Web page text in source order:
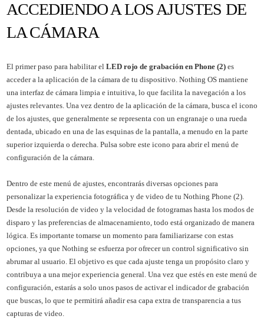
ACCEDIENDO A LOS AJUSTES DE
LA CÁMARA
El primer paso para habilitar el LED rojo de grabación en Phone (2)es
acceder a la aplicación de la cámara de tu dispositivo. Nothing OS mantiene
una interfaz de cámara limpia e intuitiva, lo que facilita la navegación a los
ajustes relevantes. Una vez dentro de la aplicación de la cámara, busca el icono
de los ajustes, que generalmente se representa con un engranaje o una rueda
dentada, ubicado en una de las esquinas de la pantalla, a menudo en la parte
superior izquierda o derecha. Pulsa sobre este icono para abrir el menú de
configuración de la cámara.
Dentro de este menú de ajustes, encontrarás diversas opciones para
personalizar la experiencia fotográfica y de video de tu Nothing Phone (2).
Desde la resolución de video y la velocidad de fotogramas hasta los modos de
disparo y las preferencias de almacenamiento, todo está organizado de manera
lógica. Es importante tomarse un momento para familiarizarse con estas
opciones, ya que Nothing se esfuerza por ofrecer un control significativo sin
abrumar al usuario. El objetivo es que cada ajuste tenga un propósito claro y
contribuya a una mejor experiencia general. Una vez que estés en este menú de
configuración, estarás a solo unos pasos de activar el indicador de grabación
que buscas, lo que te permitirá añadir esa capa extra de transparencia a tus
capturas de video.